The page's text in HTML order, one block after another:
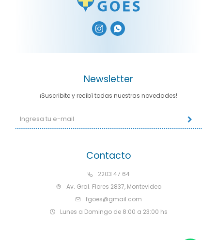
 
Contacto
2203 47 64
Av. Gral. Flores 2837, Montevideo
fgoes@gmail.com
Lunes a Domingo de 8:00 a 23:00 hs
Newsletter
¡Suscribite y recibí todas nuestras novedades!